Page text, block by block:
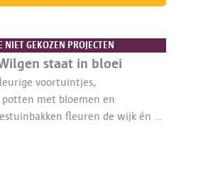
NIET GEKOZEN PROJECTEN
staat in bloei
voortuintjes,
met bloemen en
fleuren de wijk én de